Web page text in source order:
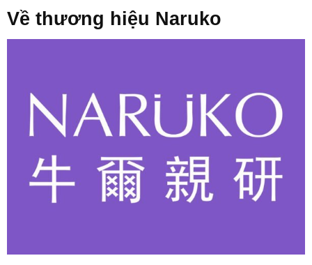
Về thương hiệu Naruko